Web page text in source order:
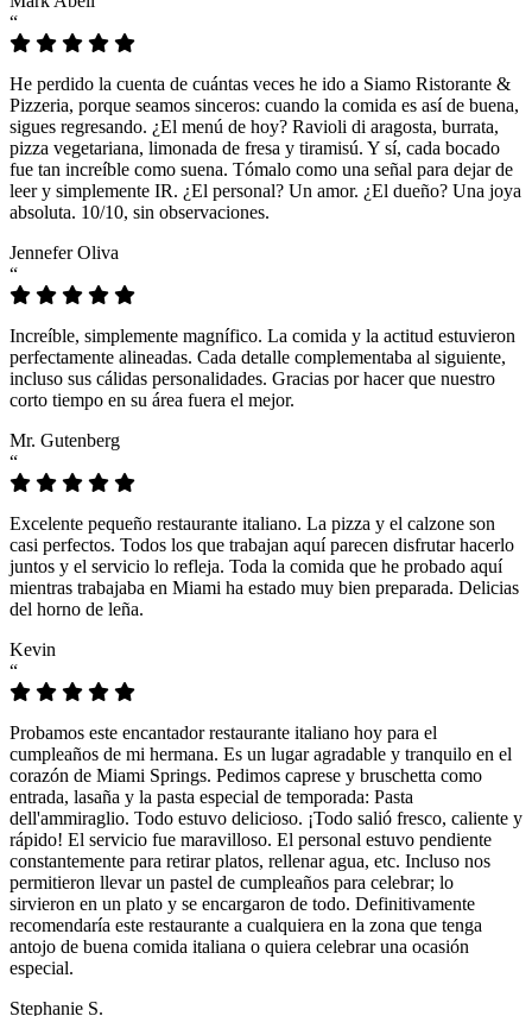
“
He perdido la cuenta de cuántas veces he ido a Siamo Ristorante &
Pizzeria, porque seamos sinceros: cuando la comida es así de buena,
sigues regresando. ¿El menú de hoy? Ravioli di aragosta, burrata,
pizza vegetariana, limonada de fresa y tiramisú. Y sí, cada bocado
fue tan increíble como suena. Tómalo como una señal para dejar de
leer y simplemente IR. ¿El personal? Un amor. ¿El dueño? Una joya
absoluta. 10/10, sin observaciones.
Jennefer Oliva
“
Increíble, simplemente magnífico. La comida y la actitud estuvieron
perfectamente alineadas. Cada detalle complementaba al siguiente,
incluso sus cálidas personalidades. Gracias por hacer que nuestro
corto tiempo en su área fuera el mejor.
Mr. Gutenberg
“
Excelente pequeño restaurante italiano. La pizza y el calzone son
casi perfectos. Todos los que trabajan aquí parecen disfrutar hacerlo
juntos y el servicio lo refleja. Toda la comida que he probado aquí
mientras trabajaba en Miami ha estado muy bien preparada. Delicias
del horno de leña.
Kevin
“
Probamos este encantador restaurante italiano hoy para el
cumpleaños de mi hermana. Es un lugar agradable y tranquilo en el
corazón de Miami Springs. Pedimos caprese y bruschetta como
entrada, lasaña y la pasta especial de temporada: Pasta
dell'ammiraglio. Todo estuvo delicioso. ¡Todo salió fresco, caliente y
rápido! El servicio fue maravilloso. El personal estuvo pendiente
constantemente para retirar platos, rellenar agua, etc. Incluso nos
permitieron llevar un pastel de cumpleaños para celebrar; lo
sirvieron en un plato y se encargaron de todo. Definitivamente
recomendaría este restaurante a cualquiera en la zona que tenga
antojo de buena comida italiana o quiera celebrar una ocasión
especial.
Stephanie S.